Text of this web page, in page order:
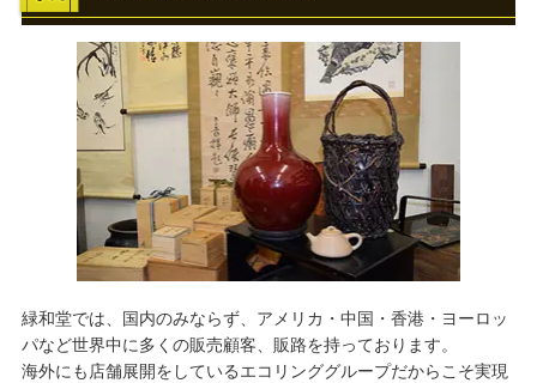
緑和堂では、国内のみならず、アメリカ・中国・香港・ヨーロッ
パなど世界中に多くの販売顧客、販路を持っております。
海外にも店舗展開をしているエコリンググループだからこそ実現